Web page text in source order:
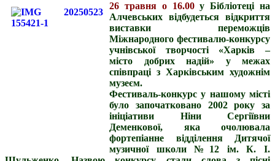
26 травня о 16.00у Бібліотеці на
Алчевських відбудеться відкриття
виставки переможців
Міжнародного фестивалю-конкурсу
учнівської творчості «Харків –
місто добрих надій» у межах
співпраці з Харківським художнім
музеєм.
Фестиваль-конкурс у нашому місті
було започатковано 2002 року за
ініціативи Ніни Сергіївни
Деменкової, яка очолювала
фортепіанне відділення Дитячої
музичної школи №12 ім. К. І.